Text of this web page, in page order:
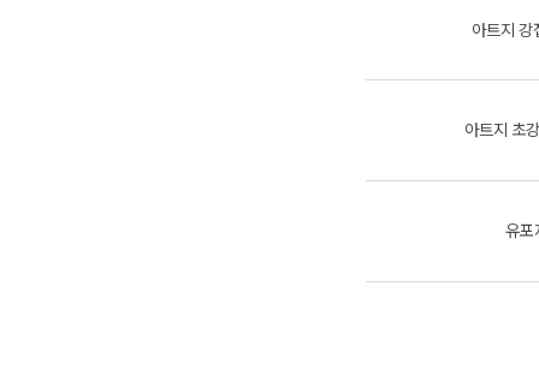
아트지
아트지 초
유포